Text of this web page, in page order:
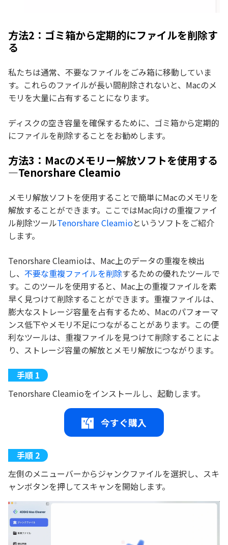
方法2：ゴミ箱から定期的にファイルを削除す
る
私たちは通常、不要なファイルをごみ箱に移動していま
す。これらのファイルが長い間削除されないと、Macのメ
モリを大量に占有することになります。
ディスクの空き容量を確保するために、ゴミ箱から定期的
にファイルを削除することをお勧めします。
方法3：Macのメモリー解放ソフトを使用する
—Tenorshare Cleamio
メモリ解放ソフトを使用することで簡単にMacのメモリを
解放することができます。ここではMac向けの重複ファイ
ル削除ツールTenorshare Cleamioというソフトをご紹介
します。
Tenorshare Cleamioは、Mac上のデータの重複を検出
し、 不要な重複ファイルを削除するための優れたツールで
す。このツールを使用すると、Mac上の重複ファイルを素
早く見つけて削除することができます。重複ファイルは、
膨大なストレージ容量を占有するため、Macのパフォーマ
ンス低下やメモリ不足につながることがあります。この便
利なツールは、重複ファイルを見つけて削除することによ
り、ストレージ容量の解放とメモリ解放につながります。
Tenorshare Cleamioをインストールし、起動します。
今すぐ購入
左側のメニューバーからジャンクファイルを選択し、スキ
ャンボタンを押してスキャンを開始します。